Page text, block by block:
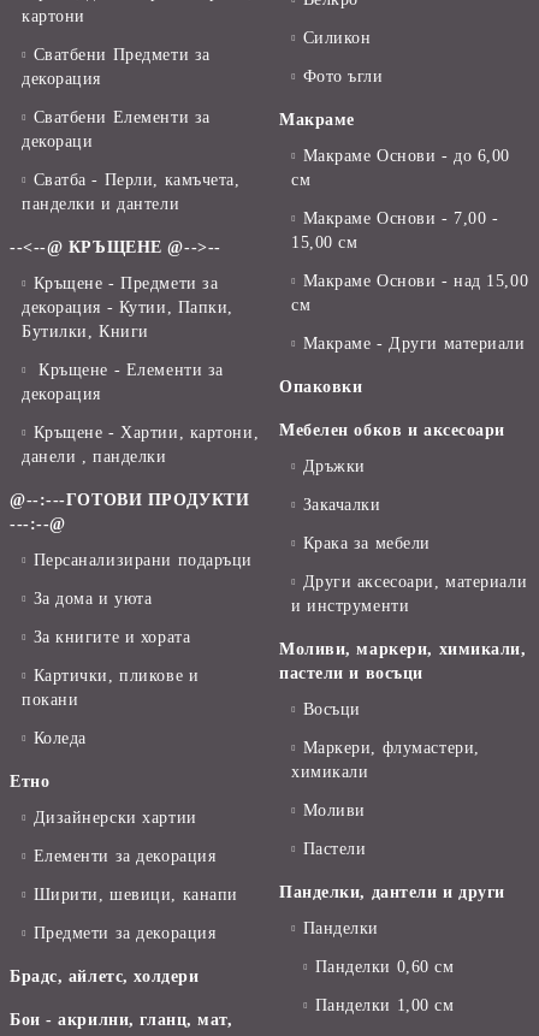
картони
Сватбени Предмети за
декорация
Сватбени Елементи за
декораци
Сватба - Перли, камъчета,
панделки и дантели
--<--@ КРЪЩЕНЕ @-->--
Кръщене - Предмети за
декорация - Кутии, Папки,
Бутилки, Книги
Кръщене - Елементи за
декорация
Кръщене - Хартии, картони,
данели , панделки
@--:---ГОТОВИ ПРОДУКТИ
---:--@
Персанализирани подаръци
За дома и уюта
За книгите и хората
Картички, пликове и
покани
Коледа
Етно
Дизайнерски хартии
Елементи за декорация
Ширити, шевици, канапи
Предмети за декорация
Брадс, айлетс, холдери
Бои - акрилни, гланц, мат,
Силикон
Фото ъгли
Макраме
Макраме Основи - до 6,00
см
Макраме Основи - 7,00 -
15,00 см
Макраме Основи - над 15,00
см
Макраме - Други материали
Опаковки
Мебелен обков и аксесоари
Дръжки
Закачалки
Крака за мебели
Други аксесоари, материали
и инструменти
Моливи, маркери, химикали,
пастели и восъци
Восъци
Маркери, флумастери,
химикали
Моливи
Пастели
Панделки, дантели и други
Панделки
Панделки 0,60 см
Панделки 1,00 см